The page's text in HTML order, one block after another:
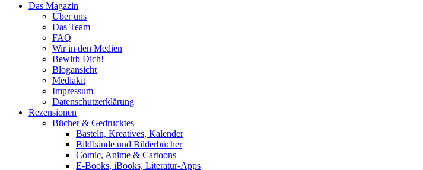
Das Magazin
Über uns
Das Team
FAQ
Wir in den Medien
Bewirb Dich!
Blogansicht
Mediakit
Impressum
Datenschutzerklärung
Rezensionen
Bücher & Gedrucktes
Basteln, Kreatives, Kalender
Bildbände und Bilderbücher
Comic, Anime & Cartoons
E-Books, iBooks, Literatur-Apps